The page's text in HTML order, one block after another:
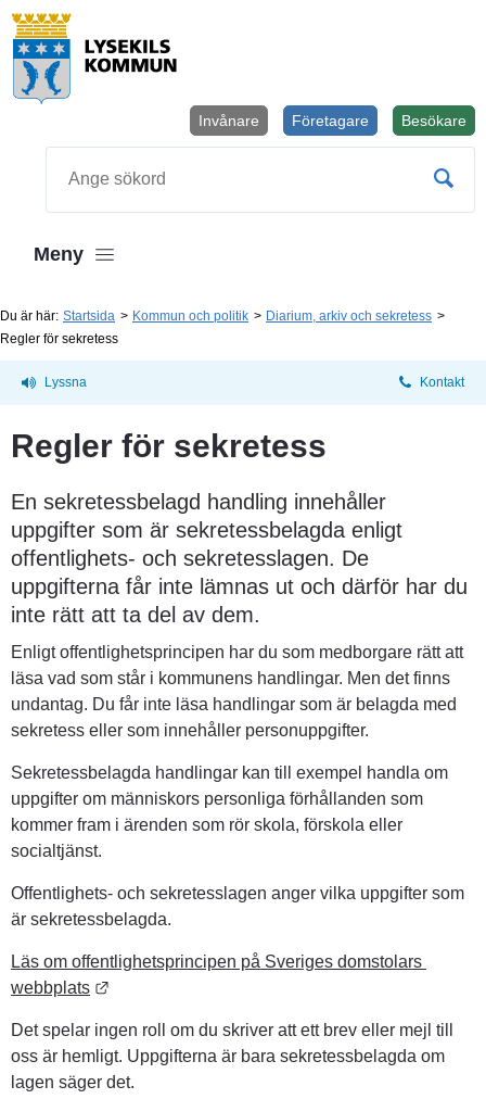
Besökare
Företagare
Invånare
Meny
Du är här: Startsida Kommun och politik
Diarium, arkiv och sekretess
Regler för sekretess
Lyssna Kontakt
Regler för sekretess
En sekretessbelagd handling innehåller
uppgifter som är sekretessbelagda enligt
offentlighets- och sekretesslagen. De
uppgifterna får inte lämnas ut och därför har du
inte rätt att ta del av dem.
Enligt offentlighetsprincipen har du som medborgare rätt att
läsa vad som står i kommunens handlingar. Men det finns
undantag. Du får inte läsa handlingar som är belagda med
sekretess eller som innehåller personuppgifter.
Sekretessbelagda handlingar kan till exempel handla om
uppgifter om människors personliga förhållanden som
kommer fram i ärenden som rör skola, förskola eller
socialtjänst.
Offentlighets- och sekretesslagen anger vilka uppgifter som
är sekretessbelagda.
Läs om offentlighetsprincipen på Sveriges domstolars
webbplats
Det spelar ingen roll om du skriver att ett brev eller mejl till
oss är hemligt. Uppgifterna är bara sekretessbelagda om
lagen säger det.